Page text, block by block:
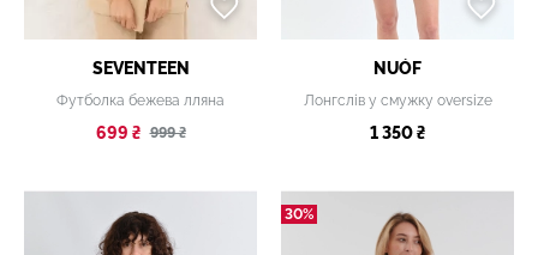
SEVENTEEN
Футболка бежева лляна
699 ₴ 999 ₴
NUÓF
Лонгслів у смужку oversize
1 350 ₴
30%